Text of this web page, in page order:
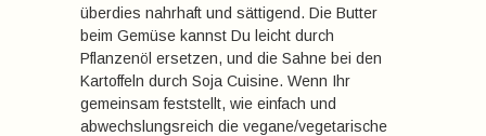
überdies nahrhaft und sättigend. Die Butter
beim Gemüse kannst Du leicht durch
Pflanzenöl ersetzen, und die Sahne bei den
Kartoffeln durch Soja Cuisine. Wenn Ihr
gemeinsam feststellt, wie einfach und
abwechslungsreich die vegane/vegetarische